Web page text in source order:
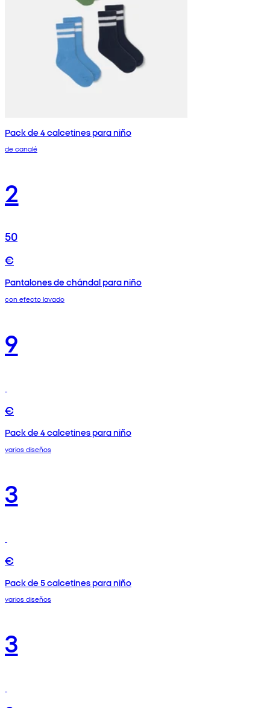
Pack de 4 calcetines para niño
de canalé
2
50
€
Pantalones de chándal para niño
con efecto lavado
9
€
Pack de 4 calcetines para niño
varios diseños
3
€
Pack de 5 calcetines para niño
varios diseños
3